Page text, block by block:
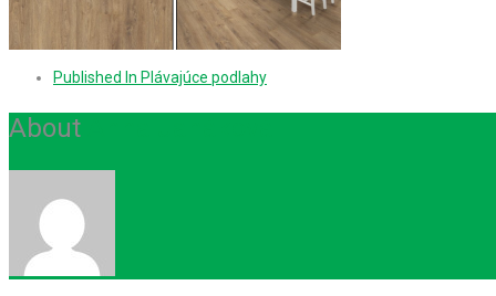
Published In Plávajúce podlahy
About